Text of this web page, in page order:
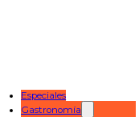
Especiales
Gastronomía